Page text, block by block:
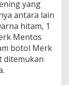
yang
antara lain
hitam, 1
Mentos
botol Merk
ditemukan